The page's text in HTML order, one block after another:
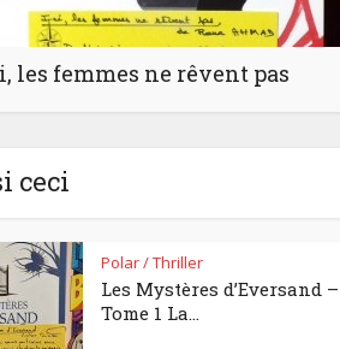
les femmes ne rêvent pas
ceci
Polar / Thriller
Les Mystères d’Eversand –
Tome 1 La...